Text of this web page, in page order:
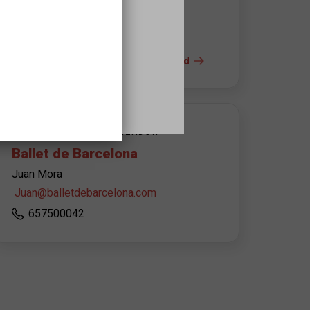
+ info del espacio y la accesibilidad
CONTACTO DEL ORGANIZADOR
Ballet de Barcelona
Juan Mora
Juan@balletdebarcelona.com
657500042